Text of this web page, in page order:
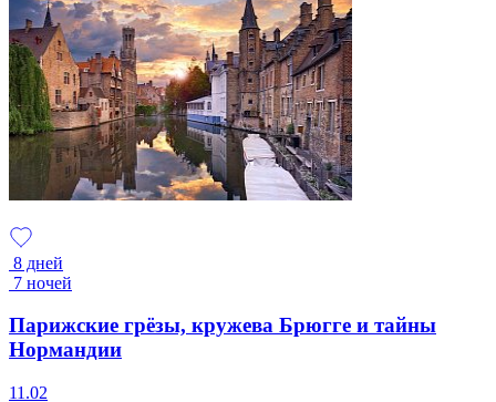
8 дней
7 ночей
Парижские грёзы, кружева Брюгге и тайны
Нормандии
11.02